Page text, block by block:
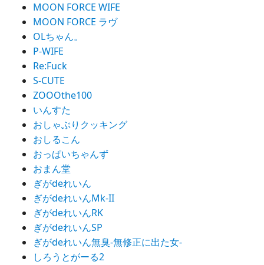
MOON FORCE WIFE
MOON FORCE ラヴ
OLちゃん。
P-WIFE
Re:Fuck
S-CUTE
ZOOOthe100
いんすた
おしゃぶりクッキング
おしるこん
おっぱいちゃんず
おまん堂
ぎがdeれいん
ぎがdeれいんMk-II
ぎがdeれいんRK
ぎがdeれいんSP
ぎがdeれいん無臭-無修正に出た女-
しろうとがーる2